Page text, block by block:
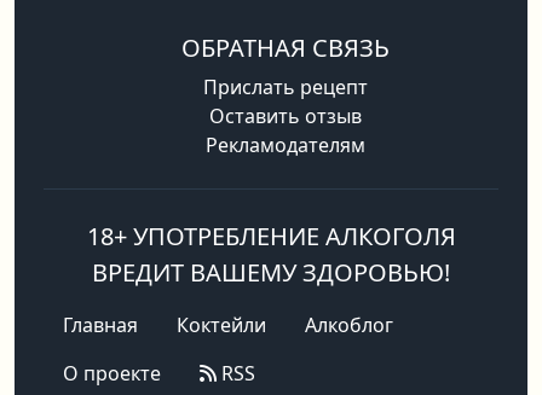
ОБРАТНАЯ СВЯЗЬ
Прислать рецепт
Оставить отзыв
Рекламодателям
18+ УПОТРЕБЛЕНИЕ АЛКОГОЛЯ
ВРЕДИТ ВАШЕМУ ЗДОРОВЬЮ!
Главная Коктейли
Алкоблог
О проекте
RSS